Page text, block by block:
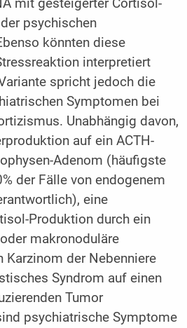
mit gesteigerter Cortisol-
psychischen
könnten diese
interpretiert
spricht jedoch die
Symptomen bei
Unabhängig davon,
auf ein ACTH-
Adenom (häufigste
der Fälle von endogenem
eine
Produktion durch ein
makronoduläre
Karzinom der Nebenniere
Syndrom auf einen
Tumor
psychiatrische Symptome